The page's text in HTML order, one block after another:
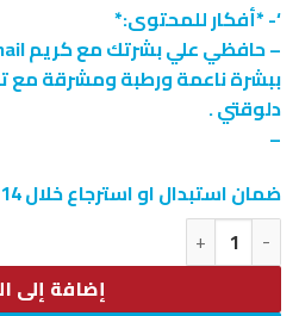
‘- *أفكار للمحتوى:*
– حافظي علي بشرتك مع كريم Cosrx snail!
ببشرة ناعمة ورطبة ومشرقة مع
دلوقتي .
–
ضمان استبدال او استرجاع خلال 14 يوم من استلام المنتج
كمية • CORSX snail cream
إضافة إلى